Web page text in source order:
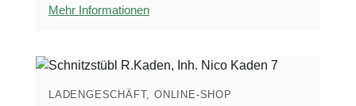
Mehr Informationen
LADENGESCHÄFT, ONLINE-SHOP